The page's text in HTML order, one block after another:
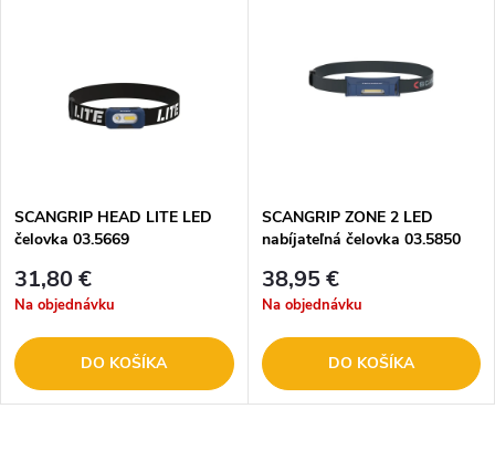
SCANGRIP HEAD LITE LED
čelovka 03.5669
31,80 €
Na objednávku
DO KOŠÍKA
SCANGRIP ZONE 2 LED
nabíjateľná čelovka 03.5850
38,95 €
Na objednávku
DO KOŠÍKA